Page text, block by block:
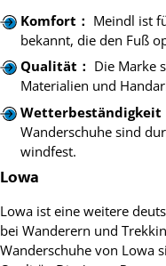
Komfort： Meindl ist
bekannt, die den Fuß
Qualität： Die Marke
Materialien und
Wetterbeständigkeit
Wanderschuhe sind
windfest.
Lowa
Lowa ist eine weitere
bei Wanderern und
Wanderschuhe von Lowa